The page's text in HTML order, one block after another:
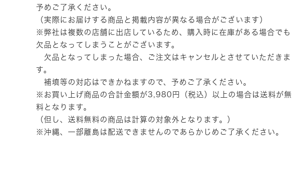
予めご了承ください。
（実際にお届けする商品と掲載内容が異なる場合がございます）
※弊社は複数の店舗に出店しているため、購入時に在庫がある場合でも
欠品となってしまうことがございます。
欠品となってしまった場合、ご注文はキャンセルとさせていただきま
す。
補填等の対応はできかねますので、予めご了承ください。
※お買い上げ商品の合計金額が3,980円（税込）以上の場合は送料が無
料となります。
（但し、送料無料の商品は計算の対象外となります。）
※沖縄、一部離島は配送できませんのであらかじめご了承ください。